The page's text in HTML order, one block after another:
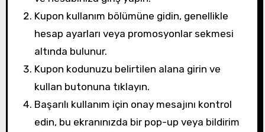
Kupon kullanım bölümüne gidin, genellikle
hesap ayarları veya promosyonlar sekmesi
altında bulunur.
Kupon kodunuzu belirtilen alana girin ve
kullan butonuna tıklayın.
Başarılı kullanım için onay mesajını kontrol
edin, bu ekranınızda bir pop-up veya bildirim